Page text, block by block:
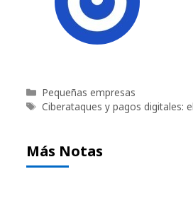
Categorías
Pequeñas empresas
Etiquetas
Ciberataques y pagos digitales:
Más Notas